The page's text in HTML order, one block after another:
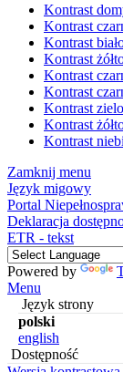
Kontrast
Kontrast
Kontrast
Kontrast
Kontrast
Kontrast
Kontrast
Kontrast
Kontrast
Zamknij menu
Język migowy
Portal
Deklaracja
ETR - tekst
Powered by
Menu
Język strony
polski
english
Dostępność